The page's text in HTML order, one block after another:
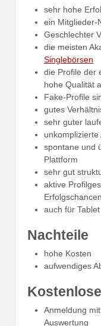
sehr hohe
ein Mitglieder-
Geschlechter
die meisten
Singlebörsen
die Profile der
hohe Qualität
Fake-Profile
gutes
sehr guter
unkomplizierte
spontane und
Plattform
sehr gut
aktive
Erfolgschancen
auch für
Nachteile
hohe Kosten
aufwendiges
Anmeldung
Auswertung